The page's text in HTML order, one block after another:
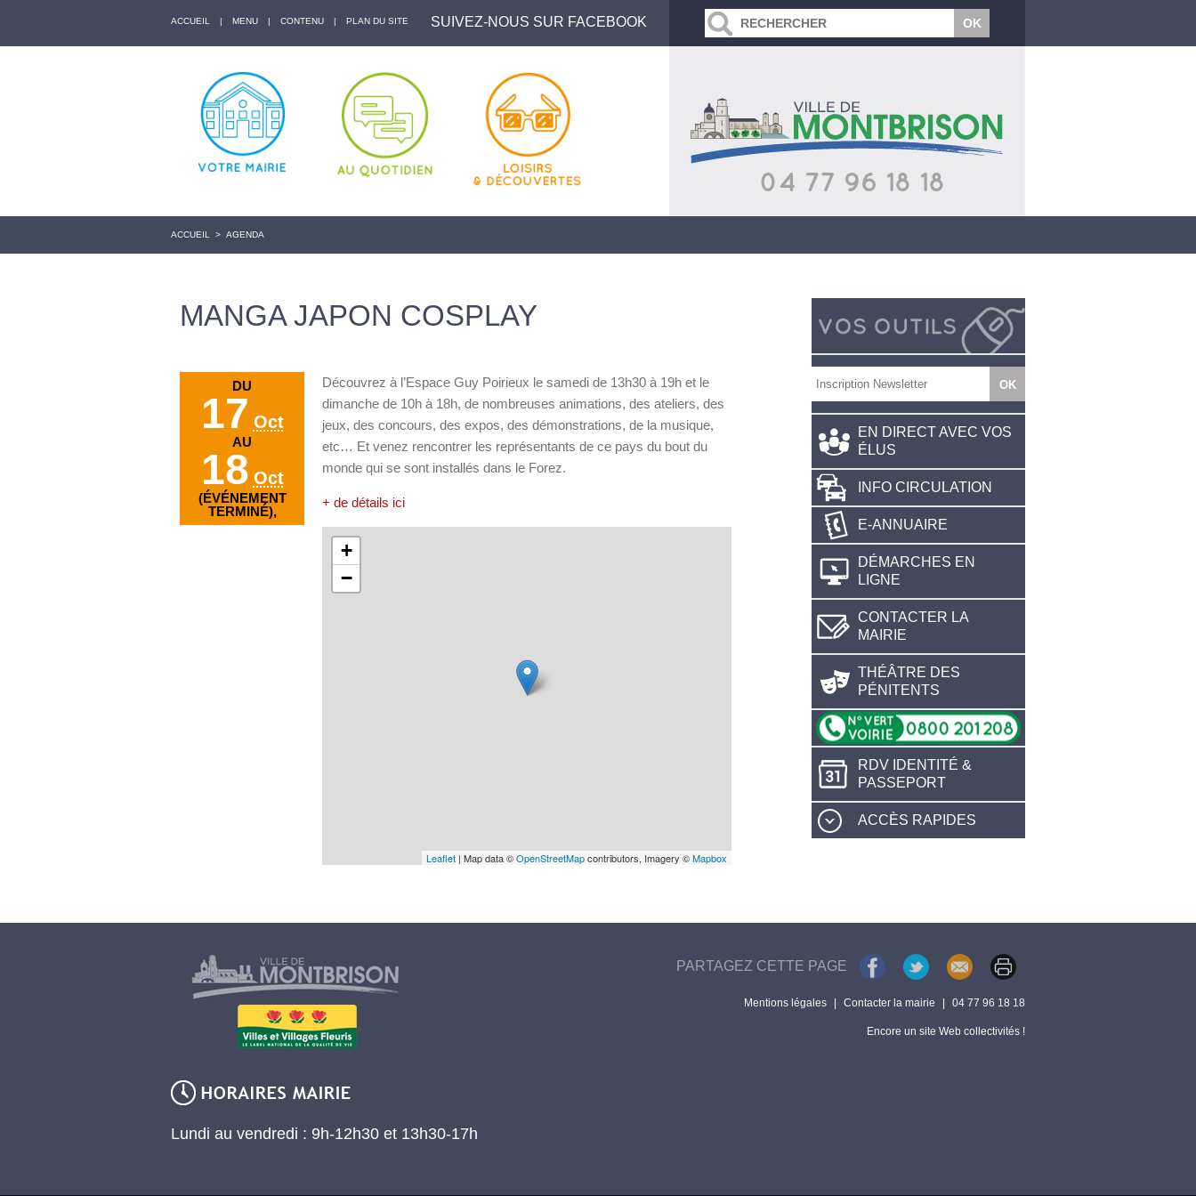
ACCUEIL | MENU | CONTENU | PLAN DU SITE SUIVEZ-NOUS SUR FACEBOOK
ACCUEIL > AGENDA
MANGA JAPON COSPLAY
DU
17 Oct
AU
18 Oct
(ÉVÉNEMENT
TERMINÉ),
Découvrez à l’Espace Guy Poirieux le samedi de 13h30 à 19h et le
dimanche de 10h à 18h, de nombreuses animations, des ateliers, des
jeux, des concours, des expos, des démonstrations, de la musique,
etc… Et venez rencontrer les représentants de ce pays du bout du
monde qui se sont installés dans le Forez.
+ de détails ici
+
−
Leaflet | Map data ©OpenStreetMapcontributors, Imagery ©Mapbox
EN DIRECT AVEC VOS
ÉLUS
INFO CIRCULATION
E-ANNUAIRE
DÉMARCHES EN
LIGNE
CONTACTER LA
MAIRIE
THÉÂTRE DES
PÉNITENTS
RDV IDENTITÉ &
PASSEPORT
ACCÈS RAPIDES
Lundi au vendredi : 9h-12h30 et 13h30-17h
PARTAGEZ CETTE PAGE
Mentions légales Contacter la mairie 04 77 96 18 18
Encore un site Web collectivités !